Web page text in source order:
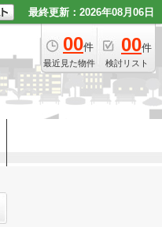
最終更新：2026年08月06日
00件
最近見た物件
00件
検討リスト